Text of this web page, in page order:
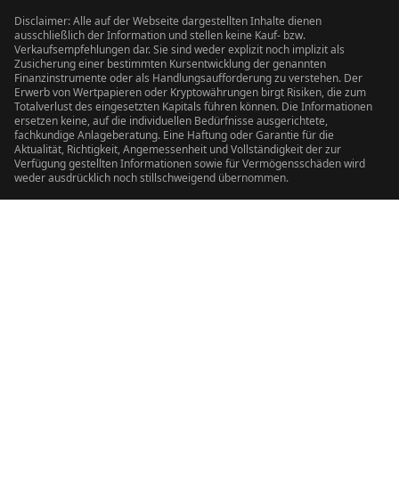
Disclaimer: Alle auf der Webseite dargestellten Inhalte dienen
ausschließlich der Information und stellen keine Kauf- bzw.
Verkaufsempfehlungen dar. Sie sind weder explizit noch implizit als
Zusicherung einer bestimmten Kursentwicklung der genannten
Finanzinstrumente oder als Handlungsaufforderung zu verstehen. Der
Erwerb von Wertpapieren oder Kryptowährungen birgt Risiken, die zum
Totalverlust des eingesetzten Kapitals führen können. Die Informationen
ersetzen keine, auf die individuellen Bedürfnisse ausgerichtete,
fachkundige Anlageberatung. Eine Haftung oder Garantie für die
Aktualität, Richtigkeit, Angemessenheit und Vollständigkeit der zur
Verfügung gestellten Informationen sowie für Vermögensschäden wird
weder ausdrücklich noch stillschweigend übernommen.